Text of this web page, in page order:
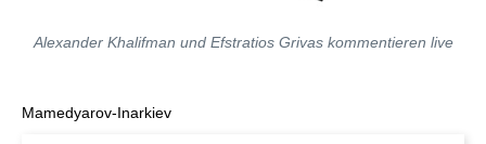
Alexander Khalifman und Efstratios Grivas kommentieren live
Mamedyarov-Inarkiev